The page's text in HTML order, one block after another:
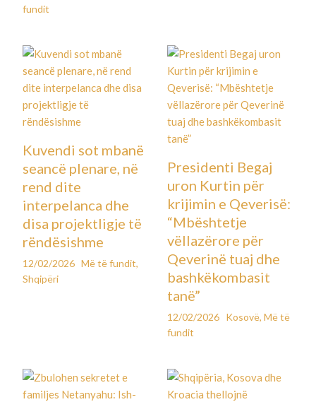
fundit
Kuvendi sot mbanë
seancë plenare, në
rend dite
interpelanca dhe
disa projektligje të
rëndësishme
12/02/2026 Më të fundit,
Shqipëri
Presidenti Begaj
uron Kurtin për
krijimin e Qeverisë:
“Mbështetje
vëllazërore për
Qeverinë tuaj dhe
bashkëkombasit
tanë”
12/02/2026 Kosovë, Më të
fundit